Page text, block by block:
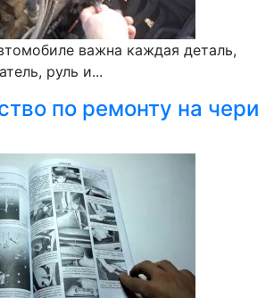
важна каждая деталь,
руль и...
по ремонту на чери